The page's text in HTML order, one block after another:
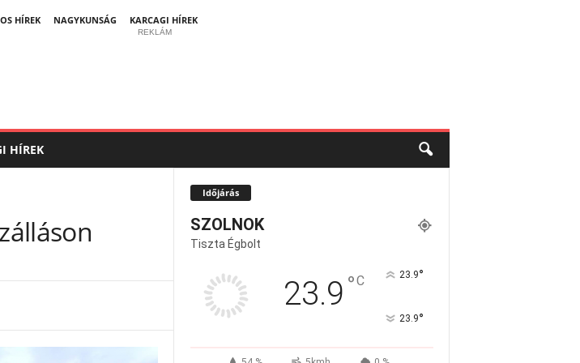
HÍREK NAGYKUNSÁG
KARCAGI HÍREK
REKLÁM
HÍREK
Időjárás
SZOLNOK
Tiszta Égbolt
23.9 °C 23.9°
23.9°